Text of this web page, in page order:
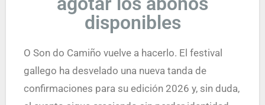
disponibles
O Son do Camiño vuelve a hacerlo. El festival
gallego ha desvelado una nueva tanda de
confirmaciones para su edición 2026 y, sin duda,